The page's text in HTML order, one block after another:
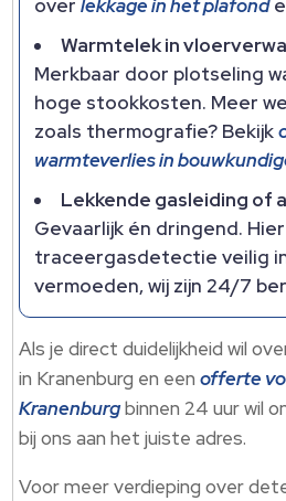
overlekkage in het plafond
Warmtelek in
Merkbaar door plotseling
hoge stookkosten.​ Meer
zoals thermografie? Bekijk
warmteverlies in
Lekkende gasleiding of
Gevaarlijk én dringend.​
traceergasdetectie veilig
vermoeden, wij zijn 24/7
Als je direct duidelijkheid wil
in Kranenburg en eenofferte
Kranenburgbinnen 24 uur wil
bij ons aan het juiste adres.​
Voor meer verdieping over